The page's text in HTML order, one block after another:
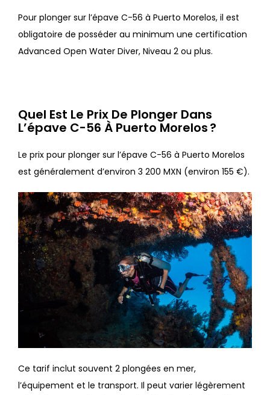
Pour plonger sur l’épave C-56 à Puerto Morelos, il est
obligatoire de posséder au minimum une certification
Advanced Open Water Diver, Niveau 2 ou plus.
Quel Est Le Prix De Plonger Dans
L’épave C-56 À Puerto Morelos ?
Le prix pour plonger sur l’épave C-56 à Puerto Morelos
est généralement d’environ 3 200 MXN (environ 155 €).
Ce tarif inclut souvent 2 plongées en mer,
l’équipement et le transport. Il peut varier légèrement